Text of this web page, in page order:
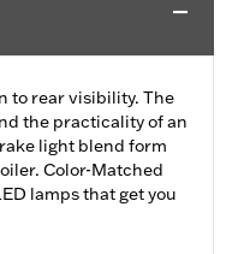
to rear visibility. The
the practicality of an
light blend form
Color-Matched
lamps that get you